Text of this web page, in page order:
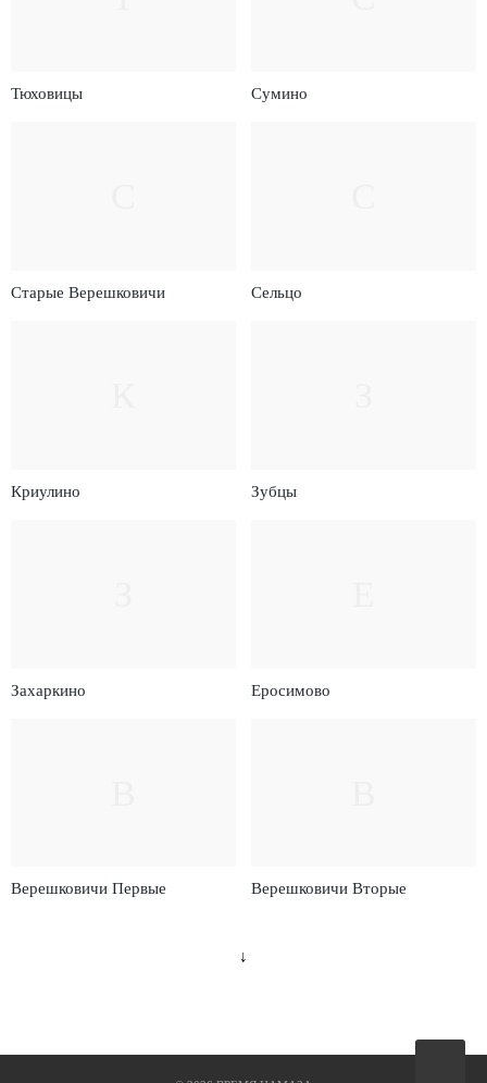
Тюховицы Сумино
Старые Верешковичи Сельцо
Криулино Зубцы
Захаркино Еросимово
Верешковичи Первые Верешковичи Вторые
↓